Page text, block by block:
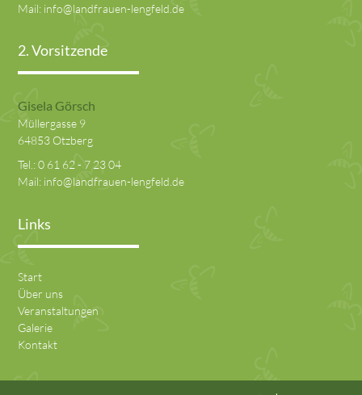
Mail: info@landfrauen-lengfeld.de
2. Vorsitzende
Gisela Görsch
Müllergasse 9
64853 Otzberg
Tel.:0 61 62 - 7 23 04
Mail: info@landfrauen-lengfeld.de
Links
Start
Über uns
Veranstaltungen
Galerie
Kontakt